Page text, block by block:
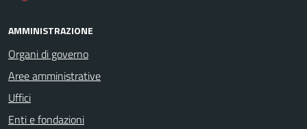
AMMINISTRAZIONE
Organi di governo
Aree amministrative
Uffici
Enti e fondazioni